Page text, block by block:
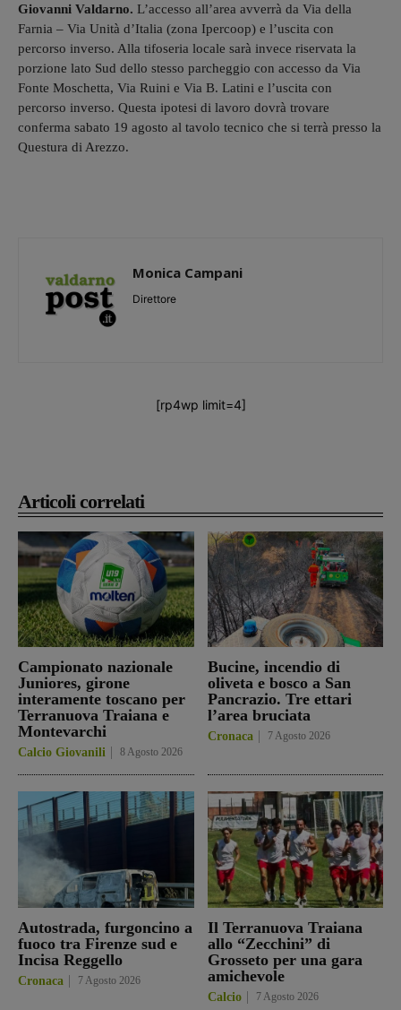
Articoli correlati
Campionato nazionale
Juniores, girone
interamente toscano per
Terranuova Traiana e
Montevarchi
Calcio Giovanili 8 Agosto 2026
Bucine, incendio di
oliveta e bosco a San
Pancrazio. Tre ettari
l’area bruciata
Cronaca 7 Agosto 2026
Autostrada, furgoncino a
fuoco tra Firenze sud e
Incisa Reggello
Cronaca 7 Agosto 2026
Il Terranuova Traiana
allo “Zecchini” di
Grosseto per una gara
amichevole
Calcio 7 Agosto 2026
Giovanni Valdarno. L’accesso all’area avverrà da Via della
Farnia – Via Unità d’Italia (zona Ipercoop) e l’uscita con
percorso inverso. Alla tifoseria locale sarà invece riservata la
porzione lato Sud dello stesso parcheggio con accesso da Via
Fonte Moschetta, Via Ruini e Via B. Latini e l’uscita con
percorso inverso. Questa ipotesi di lavoro dovrà trovare
conferma sabato 19 agosto al tavolo tecnico che si terrà presso la
Questura di Arezzo.
Monica Campani
Direttore
[rp4wp limit=4]